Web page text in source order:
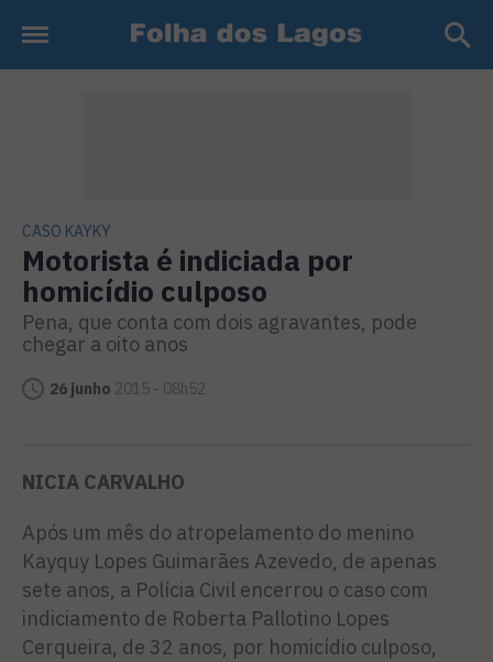
CASO KAYKY
Motorista é indiciada por
homicídio culposo
Pena, que conta com dois agravantes, pode
chegar a oito anos
26 junho 2015 - 08h52
NICIA CARVALHO
Após um mês do atropelamento do menino
Kayquy Lopes Guimarães Azevedo, de apenas
sete anos, a Polícia Civil encerrou o caso com
indiciamento de Roberta Pallotino Lopes
Cerqueira, de 32 anos, por homicídio culposo,